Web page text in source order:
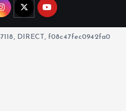
DIRECT, f08c47fec0942fa0